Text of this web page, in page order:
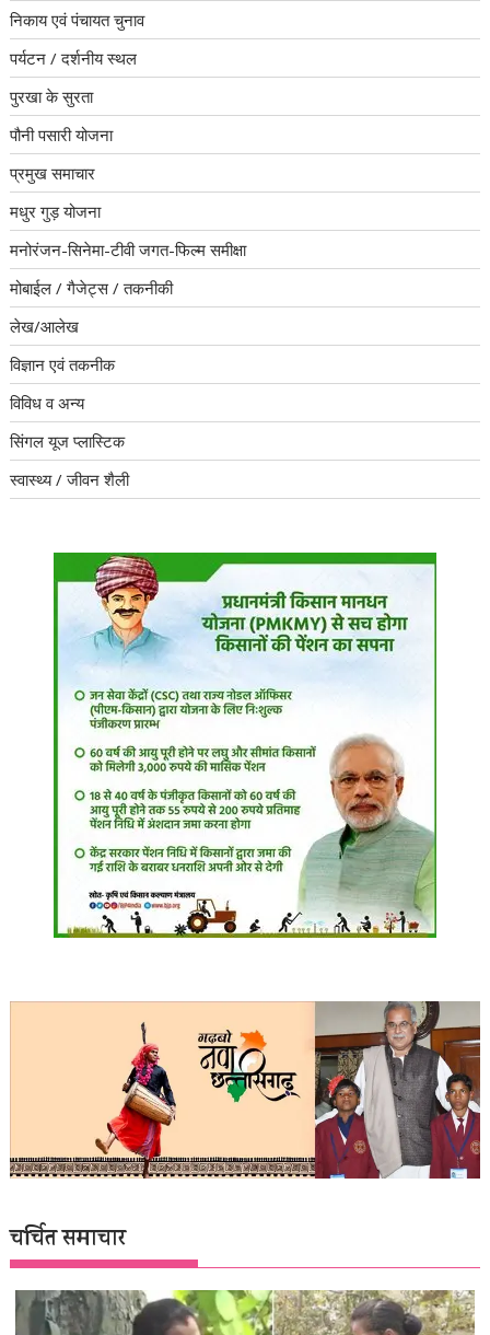
निकाय एवं पंचायत चुनाव
पर्यटन / दर्शनीय स्थल
पुरखा के सुरता
पौनी पसारी योजना
प्रमुख समाचार
मधुर गुड़ योजना
मनोरंजन-सिनेमा-टीवी जगत-फिल्म समीक्षा
मोबाईल / गैजेट्स / तकनीकी
लेख/आलेख
विज्ञान एवं तकनीक
विविध व अन्य
सिंगल यूज प्लास्टिक
स्वास्थ्य / जीवन शैली
चर्चित समाचार